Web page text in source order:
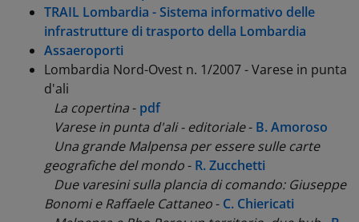
TRAIL Lombardia - Sistema informativo delle
infrastrutture di trasporto della Lombardia
Assaeroporti
Lombardia Nord-Ovest n. 1/2007 - Varese in punta
d'ali
La copertina- pdf
Varese in punta d'ali - editoriale- B. Amoroso
Una grande Malpensa per essere sulle carte
geografiche del mondo- R. Zucchetti
Due varesini sulla plancia di comando: Giuseppe
Bonomi e Raffaele Cattaneo- C. Chiericati